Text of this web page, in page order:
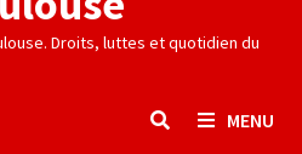
Droits, luttes et quotidien du
MENU